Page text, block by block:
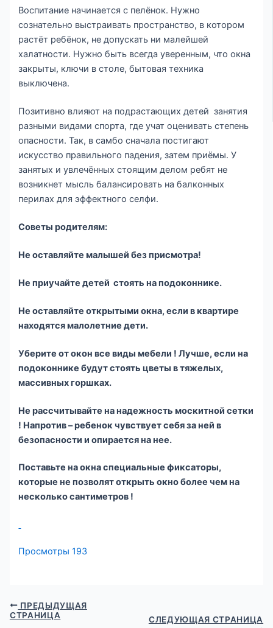
Воспитание начинается с пелёнок. Нужно
сознательно выстраивать пространство, в котором
растёт ребёнок, не допускать ни малейшей
халатности. Нужно быть всегда уверенным, что окна
закрыты, ключи в столе, бытовая техника
выключена.
Позитивно влияют на подрастающих детей занятия
разными видами спорта, где учат оценивать степень
опасности. Так, в самбо сначала постигают
искусство правильного падения, затем приёмы. У
занятых и увлечённых стоящим делом ребят не
возникнет мысль балансировать на балконных
перилах для эффектного селфи.
Советы родителям:
Не оставляйте малышей без присмотра!
Не приучайте детей стоять на подоконнике.
Не оставляйте открытыми окна, если в квартире
находятся малолетние дети.
Уберите от окон все виды мебели ! Лучше, если на
подоконнике будут стоять цветы в тяжелых,
массивных горшках.
Не рассчитывайте на надежность москитной сетки
! Напротив – ребенок чувствует себя за ней в
безопасности и опирается на нее.
Поставьте на окна специальные фиксаторы,
которые не позволят открыть окно более чем на
несколько сантиметров !
Просмотры 193
ПРЕДЫДУЩАЯ
СТРАНИЦА
СЛЕДУЮЩАЯ СТРАНИЦА